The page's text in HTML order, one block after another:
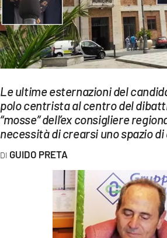
SPORT
Streaming
LAC TV
LAC NETWORK
LAC ONAIR
LaC
Network
LACONAIR.IT
Le ultime esternazioni del
polo centrista al centro del
“mosse” dell’ex consigliere
necessità di crearsi uno spazio
GUIDO PRETA